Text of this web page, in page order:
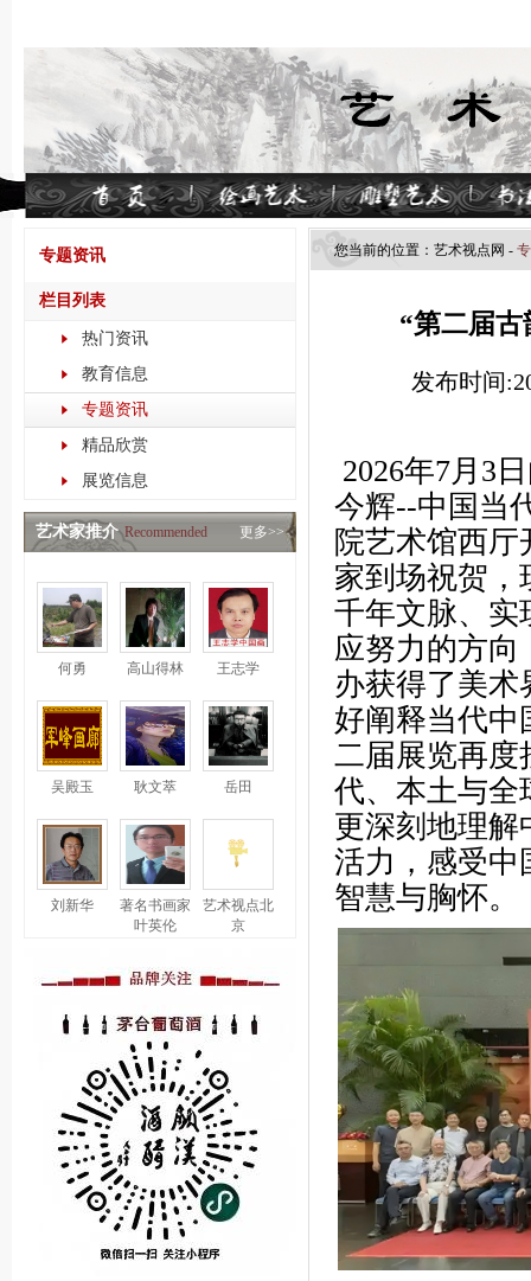
专题资讯
栏目列表
热门资讯
教育信息
专题资讯
精品欣赏
展览信息
艺术家推介 Recommended 更多>>
何勇 高山得林 王志学
吴殿玉 耿文萃 岳田
刘新华
著名书画家
叶英伦
艺术视点北
京
您当前的位置： 艺术视点​网 -
“第二届
发布时间
2026年7月3
今辉--中国当
院艺术馆西
家到场祝贺，
千年文脉、实
应努力的方向
办获得了美
好阐释当代中
二届展览再度
代、本土与全
更深刻地理解
活力，感受中
智慧与胸怀。